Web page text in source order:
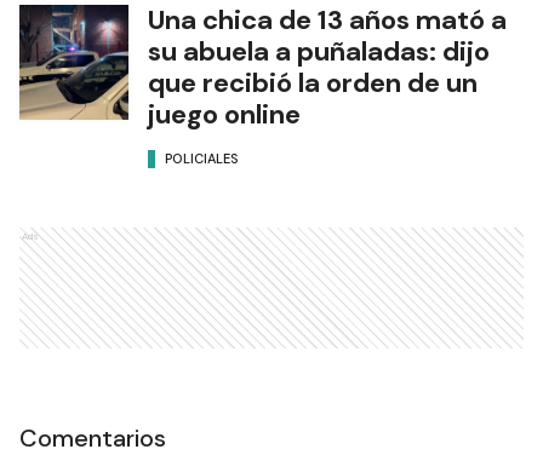
Una chica de 13 años mató a
su abuela a puñaladas: dijo
que recibió la orden de un
juego online
POLICIALES
Ads
Comentarios